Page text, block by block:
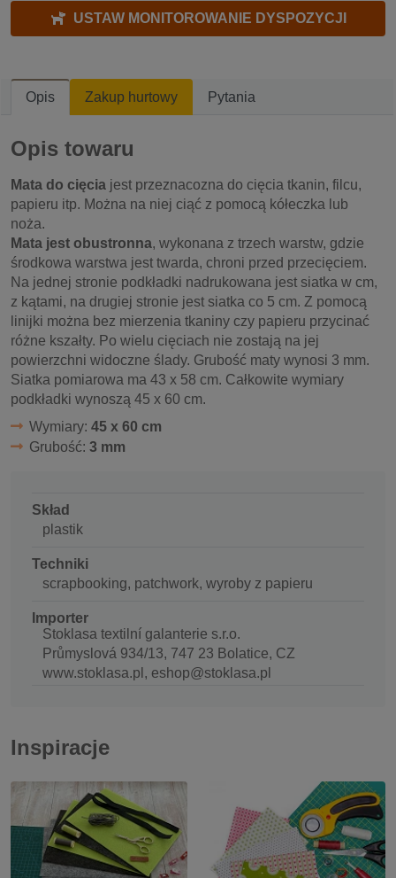
USTAW MONITOROWANIE DYSPOZYCJI
Opis Zakup hurtowy Pytania
Opis towaru
Mata do cięcia jest przeznacozna do cięcia tkanin, filcu,
papieru itp. Można na niej ciąć z pomocą kółeczka lub
noża.
Mata jest obustronna, wykonana z trzech warstw, gdzie
środkowa warstwa jest twarda, chroni przed przecięciem.
Na jednej stronie podkładki nadrukowana jest siatka w cm,
z kątami, na drugiej stronie jest siatka co 5 cm. Z pomocą
linijki można bez mierzenia tkaniny czy papieru przycinać
różne kszałty. Po wielu cięciach nie zostają na jej
powierzchni widoczne ślady. Grubość maty wynosi 3 mm.
Siatka pomiarowa ma 43 x 58 cm. Całkowite wymiary
podkładki wynoszą 45 x 60 cm.
Wymiary: 45 x 60 cm
Grubość: 3 mm
Skład
plastik
Techniki
scrapbooking, patchwork, wyroby z papieru
Importer
Stoklasa textilní galanterie s.r.o.
Průmyslová 934/13, 747 23 Bolatice, CZ
www.stoklasa.pl, eshop@stoklasa.pl
Inspiracje